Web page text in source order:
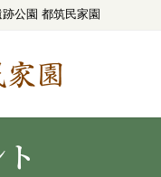
公園 都筑民家園
園